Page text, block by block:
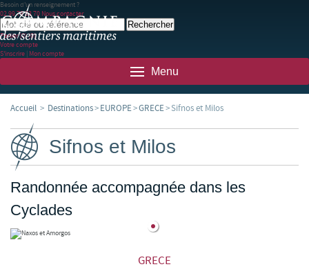
Besoin d'un renseignement ?
02 99 78 83 70 Nous contacter
Panier(0)(0)
Votre compte
S'inscrire | Mon compte
Menu
Accueil > Destinations>EUROPE>GRECE>Sifnos et Milos
Sifnos et Milos
Randonnée accompagnée dans les
Cyclades
GRECE